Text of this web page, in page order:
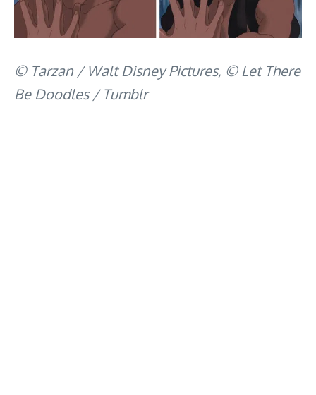
© Tarzan / Walt Disney Pictures, © Let There
Be Doodles / Tumblr